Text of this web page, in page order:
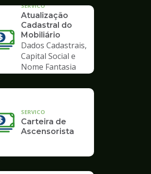
SERVICO
Atualização
Cadastral do
Mobiliário
Dados Cadastrais,
Capital Social e
Nome Fantasia
SERVICO
Carteira de
Ascensorista